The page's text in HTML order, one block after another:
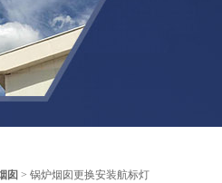
囱 > 锅炉烟囱更换安装航标灯